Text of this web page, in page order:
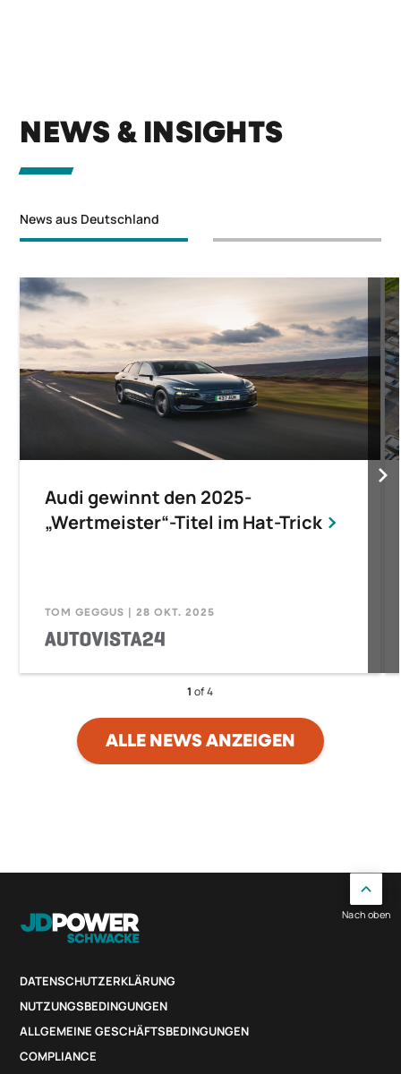
NEWS & INSIGHTS
News aus Deutschland
Audi gewinnt den 2025-
„Wertmeister“-Titel im Hat-Trick
TOM GEGGUS | 28 OKT. 2025
1 of 4
ALLE NEWS ANZEIGEN
DATENSCHUTZERKLÄRUNG
NUTZUNGSBEDINGUNGEN
ALLGEMEINE GESCHÄFTSBEDINGUNGEN
COMPLIANCE
Nach oben